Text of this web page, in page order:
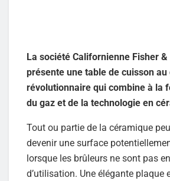
La société Californienne Fisher
présente une table de cuisson au
révolutionnaire qui combine à la
du gaz et de la technologie en
Tout ou partie de la céramique
devenir une surface
lorsque les brûleurs ne sont pas
d’utilisation. Une élégante plaque